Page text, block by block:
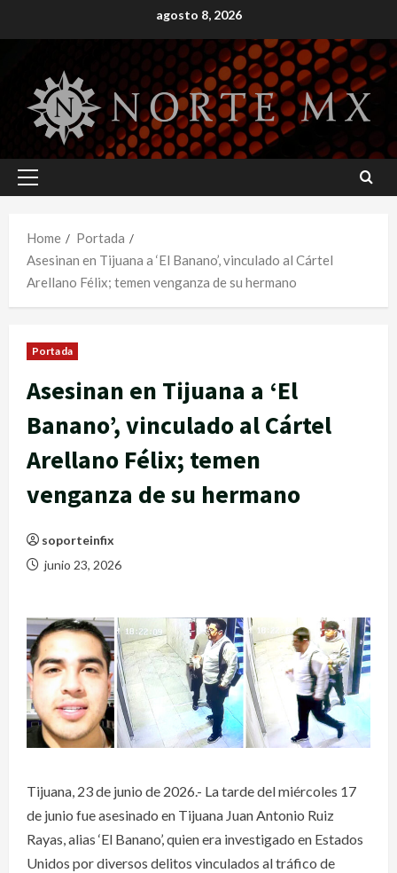
to
agosto 8, 2026
Primary
Home
Portada
Asesinan en Tijuana a ‘El Banano’, vinculado al Cártel
Arellano Félix; temen venganza de su hermano
Portada
Asesinan en Tijuana a ‘El
Banano’, vinculado al Cártel
Arellano Félix; temen
venganza de su hermano
soporteinfix
junio 23, 2026
Tijuana, 23 de junio de 2026.- La tarde del miércoles 17
de junio fue asesinado en Tijuana Juan Antonio Ruiz
Rayas, alias ‘El Banano’, quien era investigado en Estados
Unidos por diversos delitos vinculados al tráfico de